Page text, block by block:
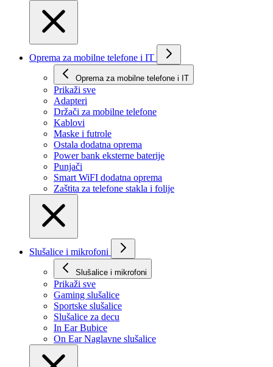
Oprema za mobilne telefone i IT
Oprema za mobilne telefone i IT
Prikaži svе
Adapteri
Držači za mobilne telefone
Kablovi
Maske i futrole
Ostala dodatna oprema
Power bank eksterne baterije
Punjači
Smart WiFI dodatna oprema
Zaštita za telefone stakla i folije
Slušalice i mikrofoni
Slušalice i mikrofoni
Prikaži svе
Gaming slušalice
Sportske slušalice
Slušalice za decu
In Ear Bubice
On Ear Naglavne slušalice